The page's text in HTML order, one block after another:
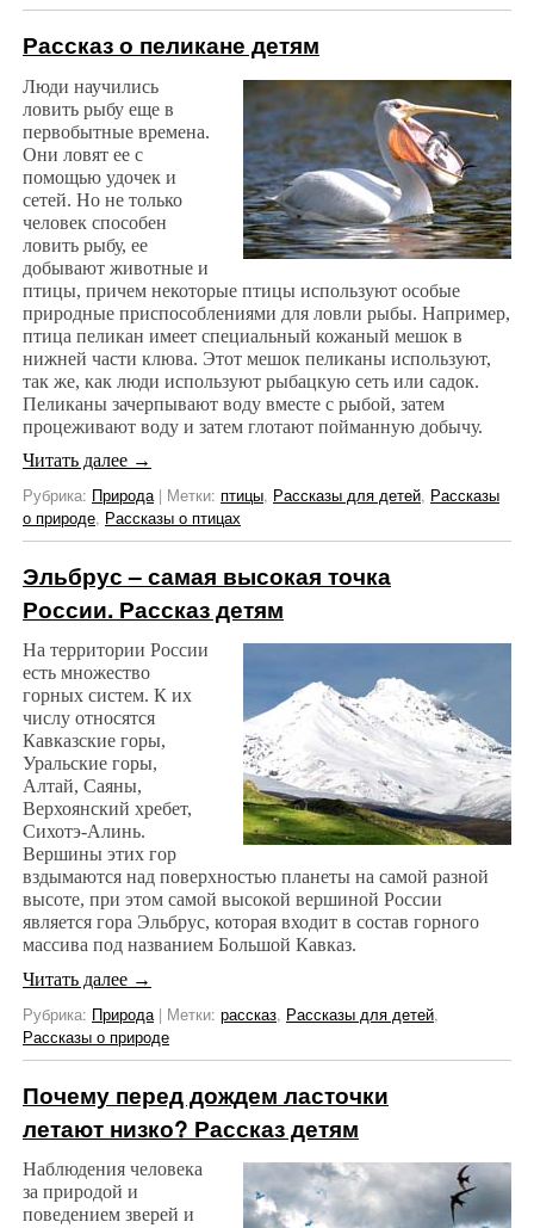
Рассказ о пеликане детям
Люди научились
ловить рыбу еще в
первобытные времена.
Они ловят ее с
помощью удочек и
сетей. Но не только
человек способен
ловить рыбу, ее
добывают животные и
птицы, причем некоторые птицы используют особые
природные приспособлениями для ловли рыбы. Например,
птица пеликан имеет специальный кожаный мешок в
нижней части клюва. Этот мешок пеликаны используют,
так же, как люди используют рыбацкую сеть или садок.
Пеликаны зачерпывают воду вместе с рыбой, затем
процеживают воду и затем глотают пойманную добычу.
Читать далее →
Рубрика: Природа | Метки: птицы, Рассказы для детей, Рассказы
о природе, Рассказы о птицах
Эльбрус – самая высокая точка
России. Рассказ детям
На территории России
есть множество
горных систем. К их
числу относятся
Кавказские горы,
Уральские горы,
Алтай, Саяны,
Верхоянский хребет,
Сихотэ-Алинь.
Вершины этих гор
вздымаются над поверхностью планеты на самой разной
высоте, при этом самой высокой вершиной России
является гора Эльбрус, которая входит в состав горного
массива под названием Большой Кавказ.
Читать далее →
Рубрика: Природа | Метки: рассказ, Рассказы для детей,
Рассказы о природе
Почему перед дождем ласточки
летают низко? Рассказ детям
Наблюдения человека
за природой и
поведением зверей и